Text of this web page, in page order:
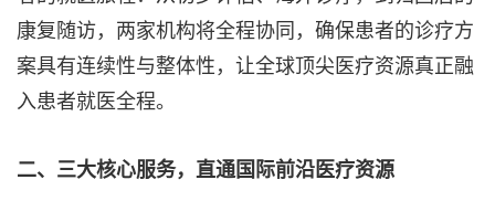
康复随访，两家机构将全程协同，确保患者的诊疗方
案具有连续性与整体性，让全球顶尖医疗资源真正融
入患者就医全程。
二、三大核心服务，直通国际前沿医疗资源